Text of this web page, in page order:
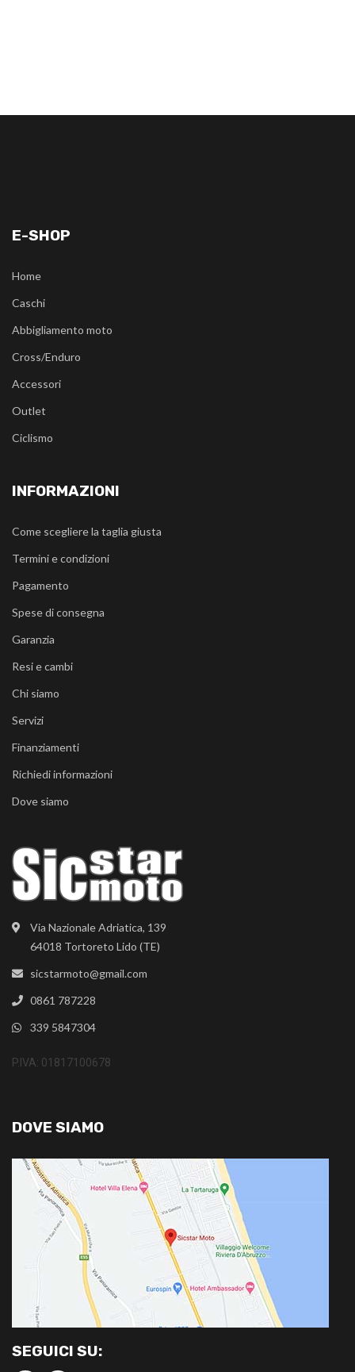
Via Nazionale Adriatica, 139
64018 Tortoreto Lido (TE)
sicstarmoto@gmail.com
0861 787228
339 5847304
P.IVA: 01817100678
E-SHOP
Home
Caschi
Abbigliamento moto
Cross/Enduro
Accessori
Outlet
Ciclismo
INFORMAZIONI
Come scegliere la taglia giusta
Termini e condizioni
Pagamento
Spese di consegna
Garanzia
Resi e cambi
Chi siamo
Servizi
Finanziamenti
Richiedi informazioni
Dove siamo
DOVE SIAMO
SEGUICI SU: